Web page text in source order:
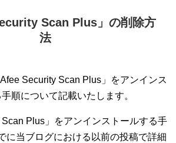
Scan Plus」の削除方
法
Security Scan Plus」をアンインス
手順について記載いたします。
Scan Plus」をアンインストールする手
に当ブログにおける以前の投稿で詳細